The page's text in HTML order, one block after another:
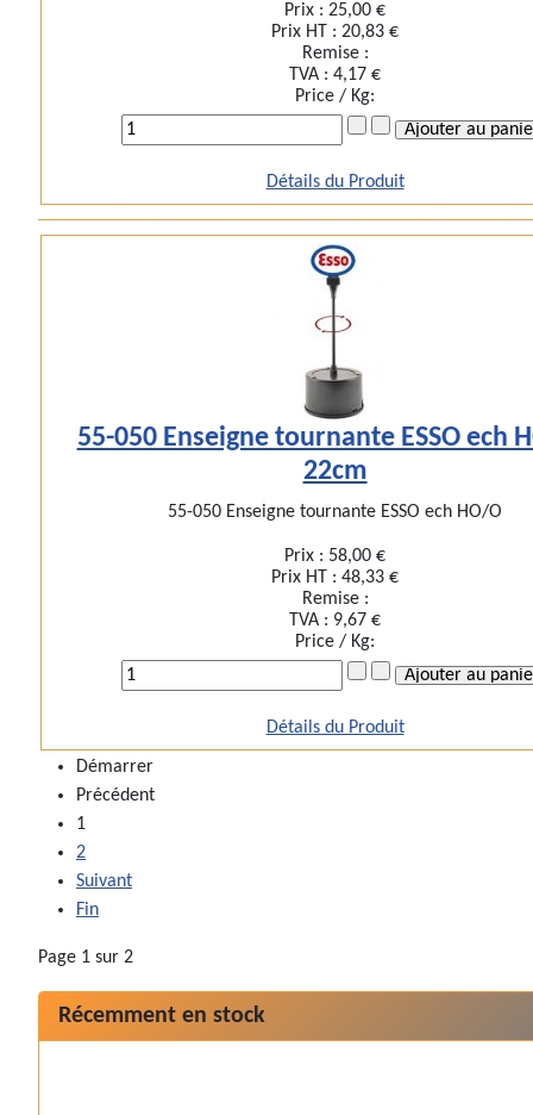
Prix :25,00 €
Prix HT :20,83 €
Remise :
TVA :4,17 €
Price / Kg:
Détails du Produit
55-050 Enseigne tournante ESSO ech
22cm
55-050 Enseigne tournante ESSO ech HO/O
Prix : 58,00 €
Prix HT :48,33 €
Remise :
TVA : 9,67 €
Price / Kg:
Détails du Produit
Démarrer
Précédent
1
2
Suivant
Fin
Page 1 sur 2
Récemment en stock